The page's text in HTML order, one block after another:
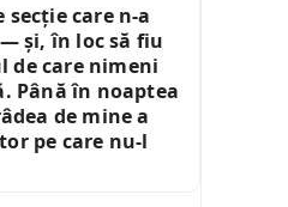
care n-a
și, în loc să fiu
de care nimeni
Până în noaptea
de mine a
pe care nu-l